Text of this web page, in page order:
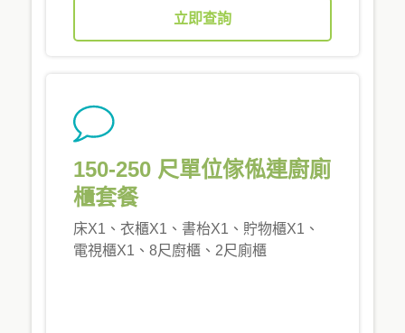
立即查詢
150-250 尺單位傢俬連廚廁
櫃套餐
床X1、衣櫃X1、書枱X1、貯物櫃X1、
電視櫃X1、8尺廚櫃、2尺廁櫃